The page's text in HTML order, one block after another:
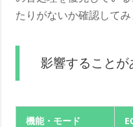
たりがないか確認してみ
影響することが
機能・モード